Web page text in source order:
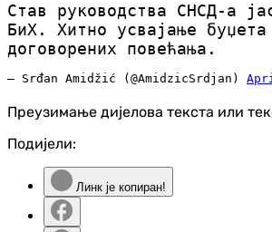
Став руководства СНСД-а
БиХ. Хитно усвајање
договорених повећања.
— Srđan Amidžić (@AmidzicSrdjan)
Преузимање дијелова текста или
Подијели:
Линк је копиран!